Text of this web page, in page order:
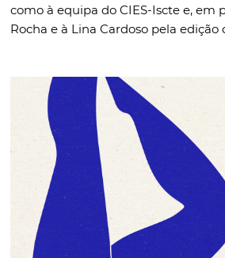
como à equipa do CIES-Iscte e, em
Rocha e à Lina Cardoso pela edição